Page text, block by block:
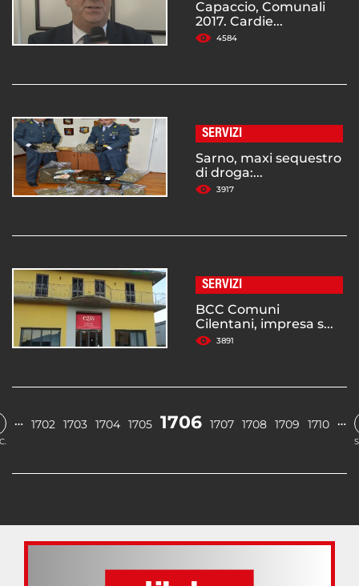
Capaccio, Comunali
2017. Cardie...
4584
SERVIZI
Sarno, maxi sequestro
di droga:...
3917
SERVIZI
BCC Comuni
Cilentani, impresa s...
3891
… 1702 1703 1704 1705 1706 1707 1708 1709 1710 …